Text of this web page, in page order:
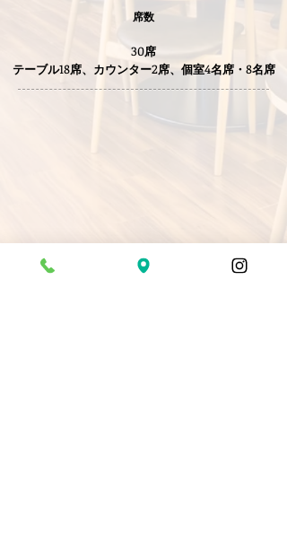
席数
30席
​テーブル18席、カウンター2席、個室4名席・ 8名席